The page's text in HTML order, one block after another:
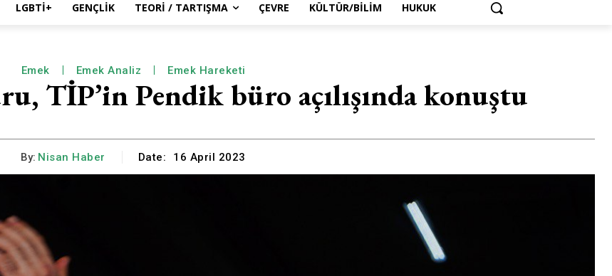
LGBTİ+ GENÇLIK TEORI / TARTIŞMA ÇEVRE KÜLTÜR/BILIM HUKUK
Emek Emek Analiz Emek Hareketi
TİP’in Pendik büro açılışında konuştu
By: Nisan Haber Date: 16 April 2023